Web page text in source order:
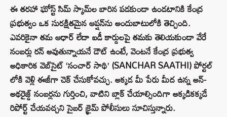
ఈ తరహా ఘోస్ట్ సిమ్ స్కామ్‌ల బారిన పడకుండా ఉండటానికి కేంద్ర
ప్రభుత్వం ఒక సురక్షితమైన ఆప్షన్‌ను అందుబాటులోకి తెచ్చింది.
ఎవరికైనా తమ ఆధార్ లేదా ఐడీ కార్డులపై తమకు తెలియకుండా వేరే
నంబర్లు రన్ అవుతున్నాయనే డౌట్ ఉంటే, వెంటనే కేంద్ర ప్రభుత్వ
అధికారిక వెబ్‌సైట్ ‘సంచార్ సాథి’ (SANCHAR SAATHI) పోర్టల్‌
లోకి వెళ్లి ఈజీగా చెక్ చేసుకోవచ్చు. అక్కడ మీ పేరు మీద ఉన్న అన్-
అథరైజ్డ్ నంబర్లను గుర్తించి, వాటిని బ్లాక్ చేయాల్సిందిగా అక్కడికక్కడే
రిపోర్ట్ చేయవచ్చని సైబర్ క్రైమ్ పోలీసులు సూచిస్తున్నారు.